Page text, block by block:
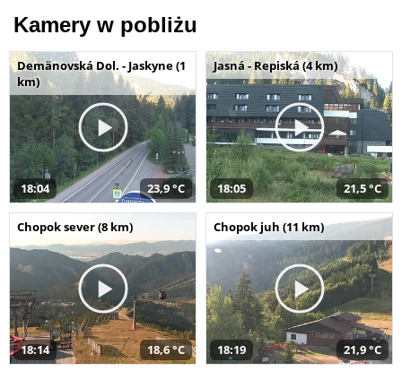
Kamery w pobliżu
Demänovská Dol. - Jaskyne (1
km)
18:04 23,9 °C
Jasná - Repiská (4 km)
18:05 21,5 °C
Chopok sever (8 km)
18:14 18,6 °C
Chopok juh (11 km)
18:19 21,9 °C